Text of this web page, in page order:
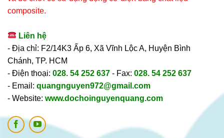
composite.
Liên hệ
- Địa chỉ: F2/14K3 Ấp 6, Xã Vĩnh Lộc A, Huyện Bình
Chánh, TP. HCM
- Điện thoại: 028. 54 252 637 - Fax: 028. 54 252 637
- Email: quangnguyen972@gmail.com
- Website: www.dochoinguyenquang.com